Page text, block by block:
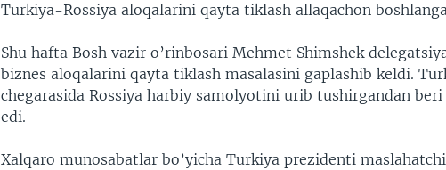
Turkiya-Rossiya aloqalarini qayta tiklash allaqachon
Shu hafta Bosh vazir o’rinbosari Mehmet Shimshek
biznes aloqalarini qayta tiklash masalasini gaplashib keldi.
chegarasida Rossiya harbiy samolyotini urib tushirgandan
edi.
Xalqaro munosabatlar bo’yicha Turkiya prezidenti